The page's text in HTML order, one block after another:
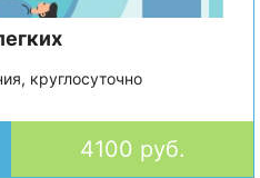
круглосуточно
4100 руб.